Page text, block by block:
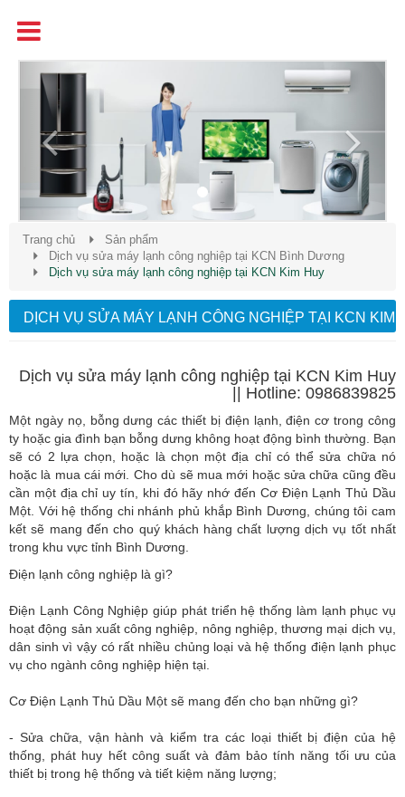
Previous
Trang chủ
Sản phẩm
Dịch vụ sửa máy lạnh công nghiệp tại KCN Bình Dương
Dịch vụ sửa máy lạnh công nghiệp tại KCN Kim Huy
DỊCH VỤ SỬA MÁY LẠNH CÔNG NGHIỆP TẠI KCN KIM
Dịch vụ sửa máy lạnh công nghiệp tại KCN Kim Huy
|| Hotline: 0986839825
Một ngày nọ, bỗng dưng các thiết bị điện lạnh, điện cơ trong công
ty hoặc gia đình bạn bỗng dưng không hoạt động bình thường. Bạn
sẽ có 2 lựa chọn, hoặc là chọn một địa chỉ có thể sửa chữa nó
hoặc là mua cái mới. Cho dù sẽ mua mới hoặc sửa chữa cũng đều
cần một địa chỉ uy tín, khi đó hãy nhớ đến Cơ Điện Lạnh Thủ Dầu
Một. Với hệ thống chi nhánh phủ khắp Bình Dương, chúng tôi cam
kết sẽ mang đến cho quý khách hàng chất lượng dịch vụ tốt nhất
trong khu vực tỉnh Bình Dương.
Điện lạnh công nghiệp là gì?
Điện Lạnh Công Nghiệp giúp phát triển hệ thống làm lạnh phục vụ
hoạt động sản xuất công nghiệp, nông nghiệp, thương mại dịch vụ,
dân sinh vì vậy có rất nhiều chủng loại và hệ thống điện lạnh phục
vụ cho ngành công nghiệp hiện tại.
Cơ Điện Lạnh Thủ Dầu Một sẽ mang đến cho bạn những gì?
- Sửa chữa, vận hành và kiểm tra các loại thiết bị điện của hệ
thống, phát huy hết công suất và đảm bảo tính năng tối ưu của
thiết bị trong hệ thống và tiết kiệm năng lượng;